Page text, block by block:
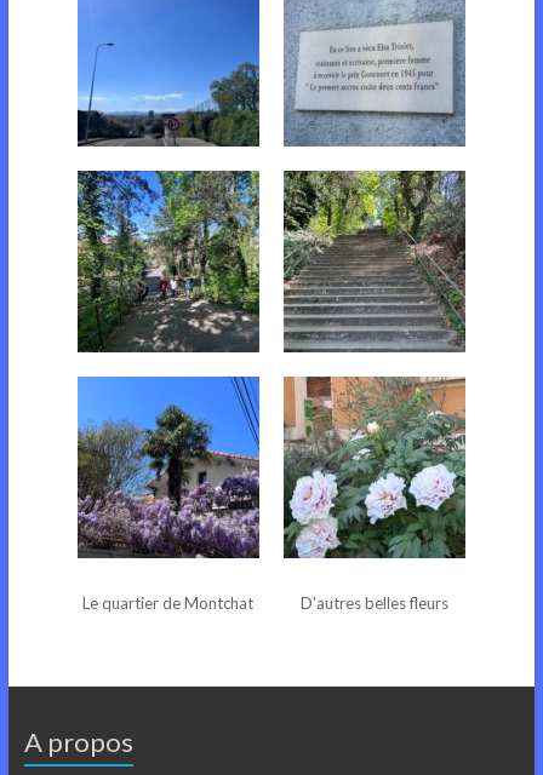
Le quartier de Montchat Plaque commémorative
Le quartier de Montchat Le quartier de Montchat
Le quartier de Montchat D'autres belles fleurs
A propos